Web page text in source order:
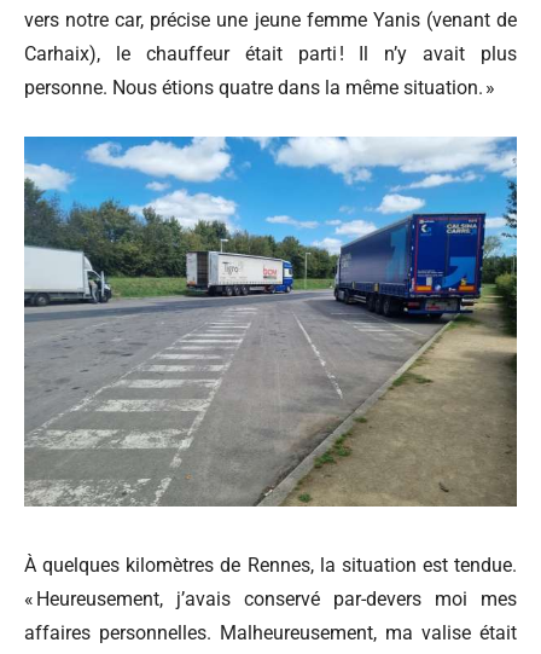
vers notre car, précise une jeune femme Yanis (venant de
Carhaix), le chauffeur était parti ! Il n’y avait plus
personne. Nous étions quatre dans la même situation. »
À quelques kilomètres de Rennes, la situation est tendue.
« Heureusement, j’avais conservé par-devers moi mes
affaires personnelles. Malheureusement, ma valise était